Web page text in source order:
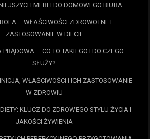
MEBLI DO DOMOWEGO BIURA
– WŁAŚCIWOŚCI ZDROWOTNE I
ZASTOSOWANIE W DIECIE
PRĄDOWA – CO TO TAKIEGO I DO CZEGO
SŁUŻY?
WŁAŚCIWOŚCI I ICH ZASTOSOWANIE
W ZDROWIU
KLUCZ DO ZDROWEGO STYLU ŻYCIA I
JAKOŚCI ŻYWIENIA